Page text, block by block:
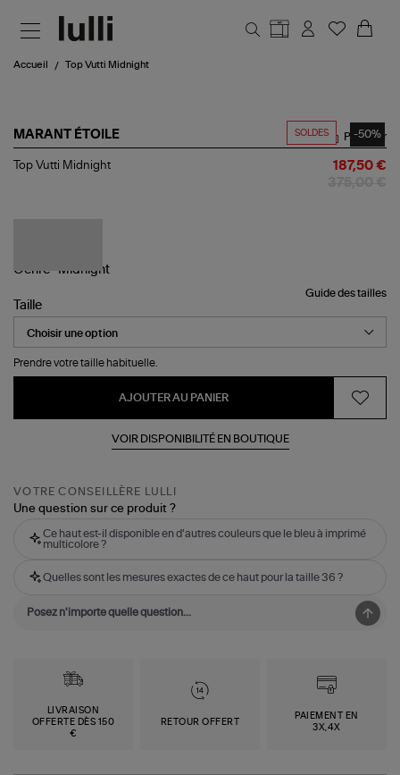
Accueil Top Vutti Midnight
SOLDES -50%
MARANT ÉTOILE
Top
Partager
Top Vutti Midnight 187,50 €
Guide des tailles
Taille
Prendre votre taille habituelle.
AJOUTER AU PANIER
VOIR DISPONIBILITÉ EN BOUTIQUE
VOTRE CONSEILLÈRE LULLI
Une question sur ce produit ?
Ce haut est-il disponible en d'autres couleurs que le bleu à imprimé
multicolore ?
Quelles sont les mesures exactes de ce haut pour la taille 36 ?
LIVRAISON
OFFERTE DÈS 150
€
RETOUR OFFERT
PAIEMENT EN
3X,4X